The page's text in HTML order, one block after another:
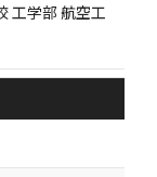
工学部 航空工